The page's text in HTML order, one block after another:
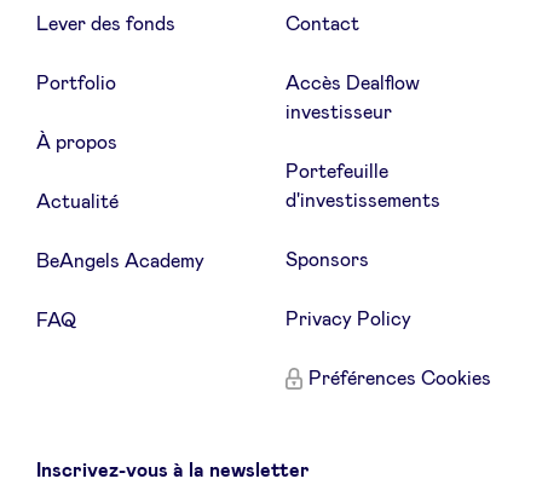
Lever des fonds
Portfolio
À propos
Actualité
BeAngels Academy
FAQ
Contact
Accès Dealflow
investisseur
Portefeuille
d'investissements
Sponsors
Privacy Policy
Préférences Cookies
Inscrivez-vous à la newsletter